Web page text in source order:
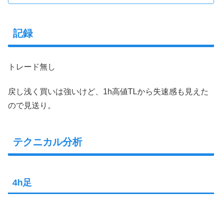
記録
トレード無し
戻し浅く買いは強いけど、1h高値TLから失速感も見えた
ので見送り。
テクニカル分析
4h足